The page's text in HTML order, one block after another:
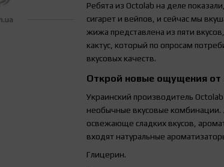
Ребята из Octolab на деле
сигарет и вейпов, и сейчас мы
жижа представлена из пяти
кактус, который по опросам
вкусовых качеств.
Открой новые ощущения от
Украинский производитель Octolab
необычные вкусовые комбинации.
освежающе сладких вкусов,
входят натуральные
Глицерин.